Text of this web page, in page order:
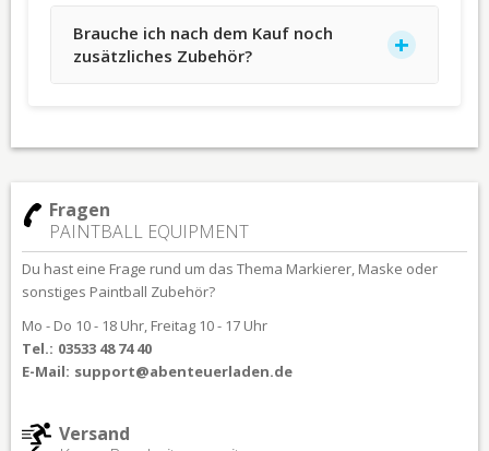
Brauche ich nach dem Kauf noch
zusätzliches Zubehör?
Fragen
PAINTBALL EQUIPMENT
Du hast eine Frage rund um das Thema Markierer, Maske oder
sonstiges Paintball Zubehör?
Mo - Do 10 - 18 Uhr, Freitag 10 - 17 Uhr
Tel.: 03533 48 74 40
E-Mail: support@abenteuerladen.de
Versand